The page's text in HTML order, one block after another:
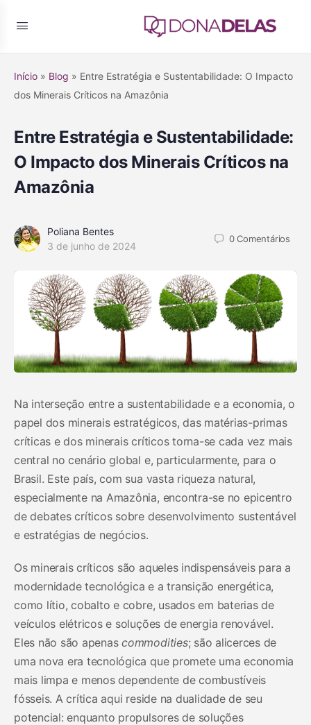
Início » Blog » Entre Estratégia e Sustentabilidade: O Impacto
dos Minerais Críticos na Amazônia
Entre Estratégia e Sustentabilidade:
O Impacto dos Minerais Críticos na
Amazônia
Poliana Bentes
3 de junho de 2024
0Comentários
Na interseção entre a sustentabilidade e a economia, o
papel dos minerais estratégicos, das matérias-primas
críticas e dos minerais críticos torna-se cada vez mais
central no cenário global e, particularmente, para o
Brasil. Este país, com sua vasta riqueza natural,
especialmente na Amazônia, encontra-se no epicentro
de debates críticos sobre desenvolvimento sustentável
e estratégias de negócios.
Os minerais críticos são aqueles indispensáveis para a
modernidade tecnológica e a transição energética,
como lítio, cobalto e cobre, usados em baterias de
veículos elétricos e soluções de energia renovável.
Eles não são apenascommodities; são alicerces de
uma nova era tecnológica que promete uma economia
mais limpa e menos dependente de combustíveis
fósseis. A crítica aqui reside na dualidade de seu
potencial: enquanto propulsores de soluções